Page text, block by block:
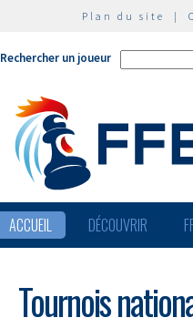
Plan du site |
Rechercher un joueur
ACCUEIL DÉCOUVRIR
Tournois